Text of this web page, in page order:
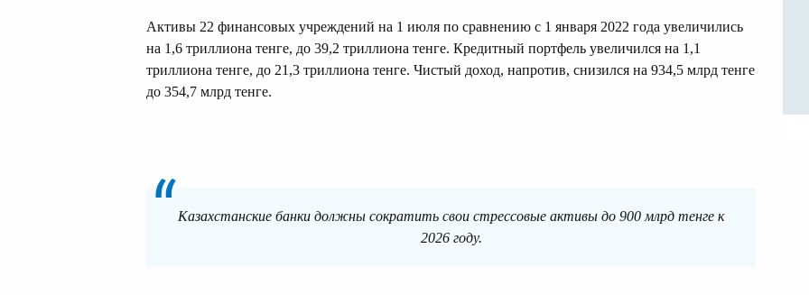
Активы 22 финансовых учреждений на 1 июля по сравнению с 1 января 2022 года увеличились
на 1,6 триллиона тенге, до 39,2 триллиона тенге. Кредитный портфель увеличился на 1,1
триллиона тенге, до 21,3 триллиона тенге. Чистый доход, напротив, снизился на 934,5 млрд тенге
до 354,7 млрд тенге.
Казахстанские банки должны сократить свои стрессовые активы до 900 млрд тенге к
2026 году.